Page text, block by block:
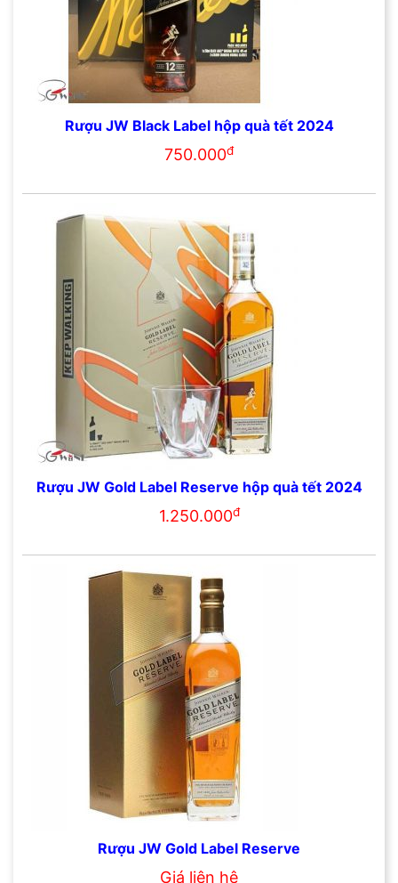
Rượu JW Black Label hộp quà tết 2024
750.000đ
Rượu JW Gold Label Reserve hộp quà tết 2024
1.250.000đ
Rượu JW Gold Label Reserve
Giá liên hệ